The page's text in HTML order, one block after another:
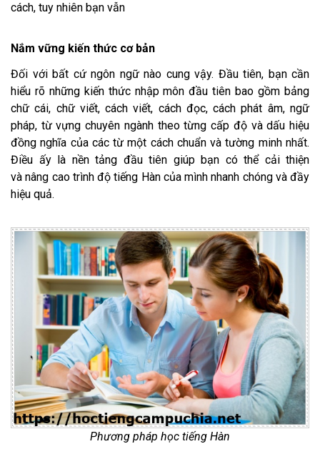
cách, tuy nhiên bạn vẫn
Nắm vững kiến thức cơ bản
Đối với bất cứ ngôn ngữ nào cung vậy. Đầu tiên, bạn cần
hiểu rõ những kiến thức nhập môn đầu tiên bao gồm bảng
chữ cái, chữ viết, cách viết, cách đọc, cách phát âm, ngữ
pháp, từ vựng chuyên ngành theo từng cấp độ và dấu hiệu
đồng nghĩa của các từ một cách chuẩn và tường minh nhất.
Điều ấy là nền tảng đầu tiên giúp bạn có thể cải thiện
và nâng cao trình độ tiếng Hàn của mình nhanh chóng và đầy
hiệu quả.
Phương pháp học tiếng Hàn